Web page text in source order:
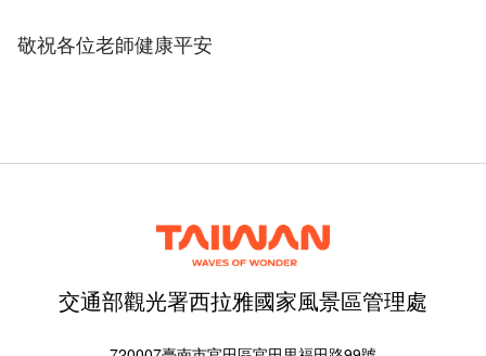
敬祝各位老師健康平安
交通部觀光署西拉雅國家風景區管理處